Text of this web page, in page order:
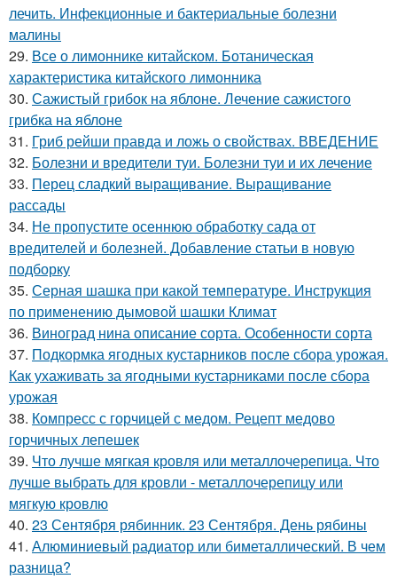
лечить. Инфекционные и бактериальные болезни
малины
29. Все о лимоннике китайском. Ботаническая
характеристика китайского лимонника
30. Сажистый грибок на яблоне. Лечение сажистого
грибка на яблоне
31. Гриб рейши правда и ложь о свойствах. ВВЕДЕНИЕ
32. Болезни и вредители туи. Болезни туи и их лечение
33. Перец сладкий выращивание. Выращивание
рассады
34. Не пропустите осеннюю обработку сада от
вредителей и болезней. Добавление статьи в новую
подборку
35. Серная шашка при какой температуре. Инструкция
по применению дымовой шашки Климат
36. Виноград нина описание сорта. Особенности сорта
37. Подкормка ягодных кустарников после сбора урожая.
Как ухаживать за ягодными кустарниками после сбора
урожая
38. Компресс с горчицей с медом. Рецепт медово
горчичных лепешек
39. Что лучше мягкая кровля или металлочерепица. Что
лучше выбрать для кровли - металлочерепицу или
мягкую кровлю
40. 23 Сентября рябинник. 23 Сентября. День рябины
41. Алюминиевый радиатор или биметаллический. В чем
разница?